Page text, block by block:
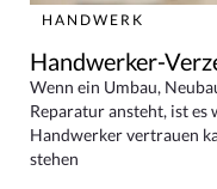
HANDWERK
Handwerker-
Wenn ein Umbau,
Reparatur ansteht, ist es
Handwerker vertrauen
stehen